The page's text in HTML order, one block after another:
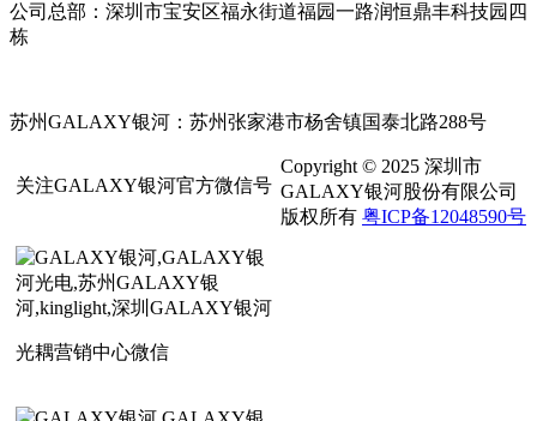
公司总部：深圳市宝安区福永街道福园一路润恒鼎丰科技园四
栋
苏州GALAXY银河：苏州张家港市杨舍镇国泰北路288号
关注GALAXY银河官方微信号
光耦营销中心微信
Copyright © 2025 深圳市
GALAXY银河股份有限公司
版权所有 粤ICP备12048590号